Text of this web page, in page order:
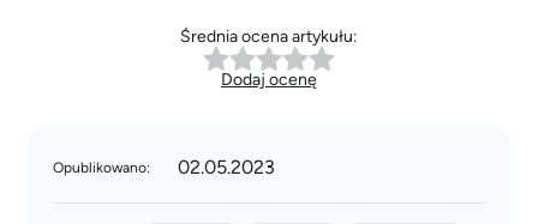
Średnia ocena artykułu:
Dodaj ocenę
Opublikowano: 02.05.2023